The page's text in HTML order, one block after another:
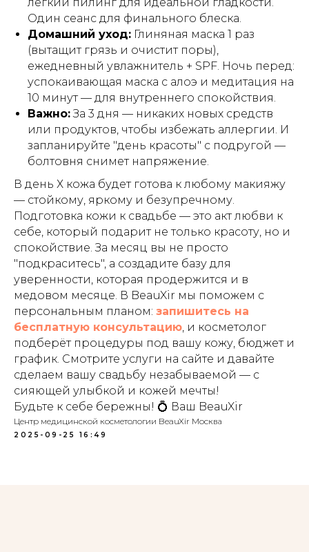
Один сеанс для финального блеска.
Домашний уход: Глиняная маска 1 раз
(вытащит грязь и очистит поры),
ежедневный увлажнитель + SPF. Ночь перед:
успокаивающая маска с алоэ и медитация на
10 минут — для внутреннего спокойствия.
Важно:За 3 дня — никаких новых средств
или продуктов, чтобы избежать аллергии. И
запланируйте "день красоты" с подругой —
болтовня снимет напряжение.
В день Х кожа будет готова к любому макияжу
— стойкому, яркому и безупречному.
Подготовка кожи к свадьбе — это акт любви к
себе, который подарит не только красоту, но и
спокойствие. За месяц вы не просто
"подкраситесь", а создадите базу для
уверенности, которая продержится и в
медовом месяце. В BeauXir мы поможем с
персональным планом: запишитесь на
бесплатную консультацию, и косметолог
подберёт процедуры под вашу кожу, бюджет и
график. Смотрите услуги на сайте и давайте
сделаем вашу свадьбу незабываемой — с
сияющей улыбкой и кожей мечты!
Будьте к себе бережны! 💍 Ваш BeauXir
Центр медицинской косметологии BeauXir Москва
2025-09-25 16:49